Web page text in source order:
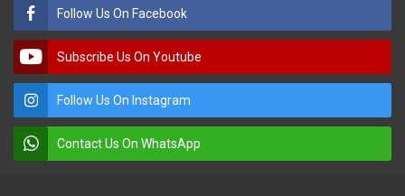
Follow Us On Facebook
Subscribe Us On Youtube
Follow Us On Instagram
Contact Us On WhatsApp